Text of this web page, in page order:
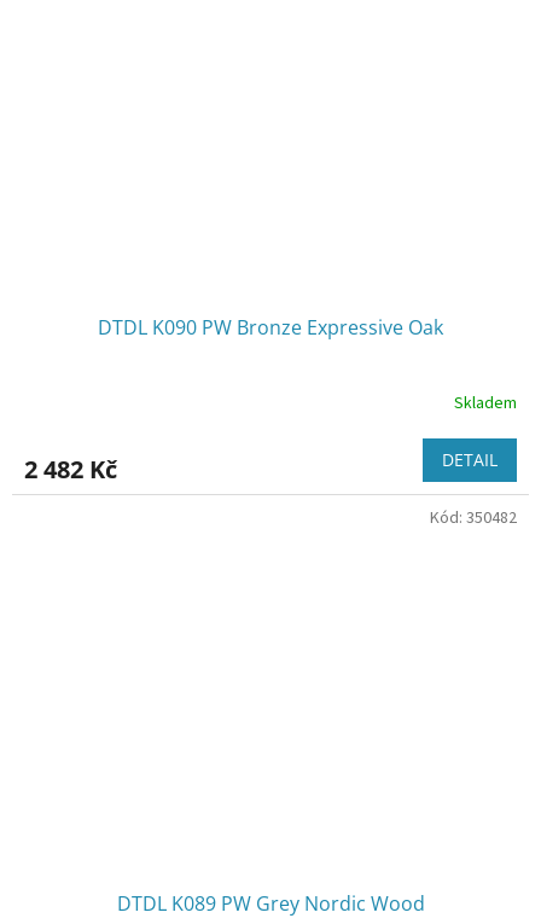
DTDL K090 PW Bronze Expressive Oak
Skladem
2 482 Kč DETAIL
DTDL K089 PW Grey Nordic Wood
Kód: 350482